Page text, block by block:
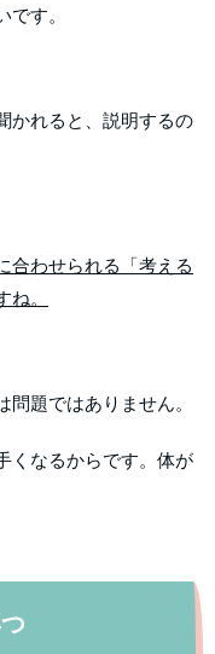
す。
かれると、説明するの
合わせられる「考える
。
題ではありません。
くなるからです。体が